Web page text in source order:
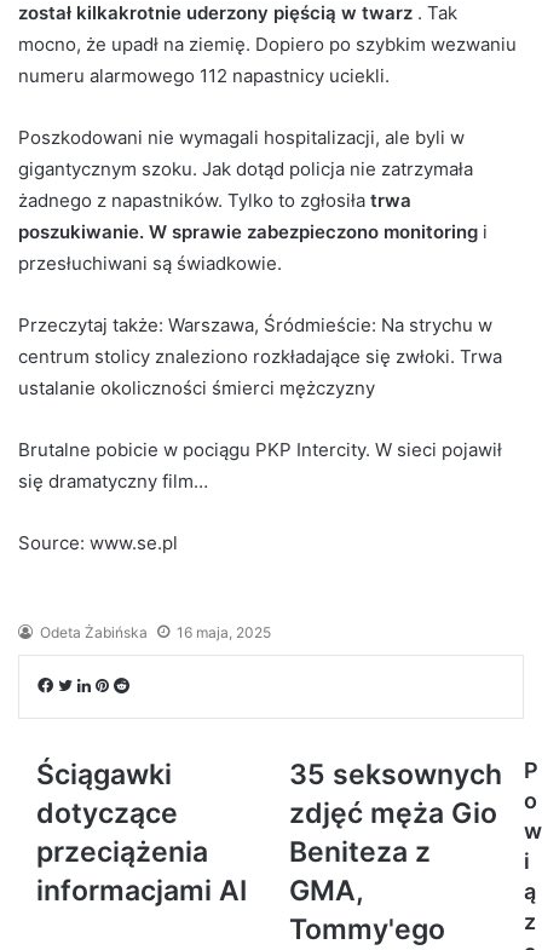
został kilkakrotnie uderzony pięścią w twarz . Tak
mocno, że upadł na ziemię. Dopiero po szybkim wezwaniu
numeru alarmowego 112 napastnicy uciekli.
Poszkodowani nie wymagali hospitalizacji, ale byli w
gigantycznym szoku. Jak dotąd policja nie zatrzymała
żadnego z napastników. Tylko to zgłosiła trwa
poszukiwanie. W sprawie zabezpieczono monitoring i
przesłuchiwani są świadkowie.
Przeczytaj także: Warszawa, Śródmieście: Na strychu w
centrum stolicy znaleziono rozkładające się zwłoki. Trwa
ustalanie okoliczności śmierci mężczyzny
Brutalne pobicie w pociągu PKP Intercity. W sieci pojawił
się dramatyczny film…
Source: www.se.pl
Odeta Żabińska 16 maja, 2025
Facebook
Twitter
LinkedIn
Pinterest
Reddit
Ściągawki
dotyczące
przeciążenia
informacjami AI
35 seksownych
zdjęć męża Gio
Beniteza z
GMA,
Tommy'ego
P
o
w
i
ą
z